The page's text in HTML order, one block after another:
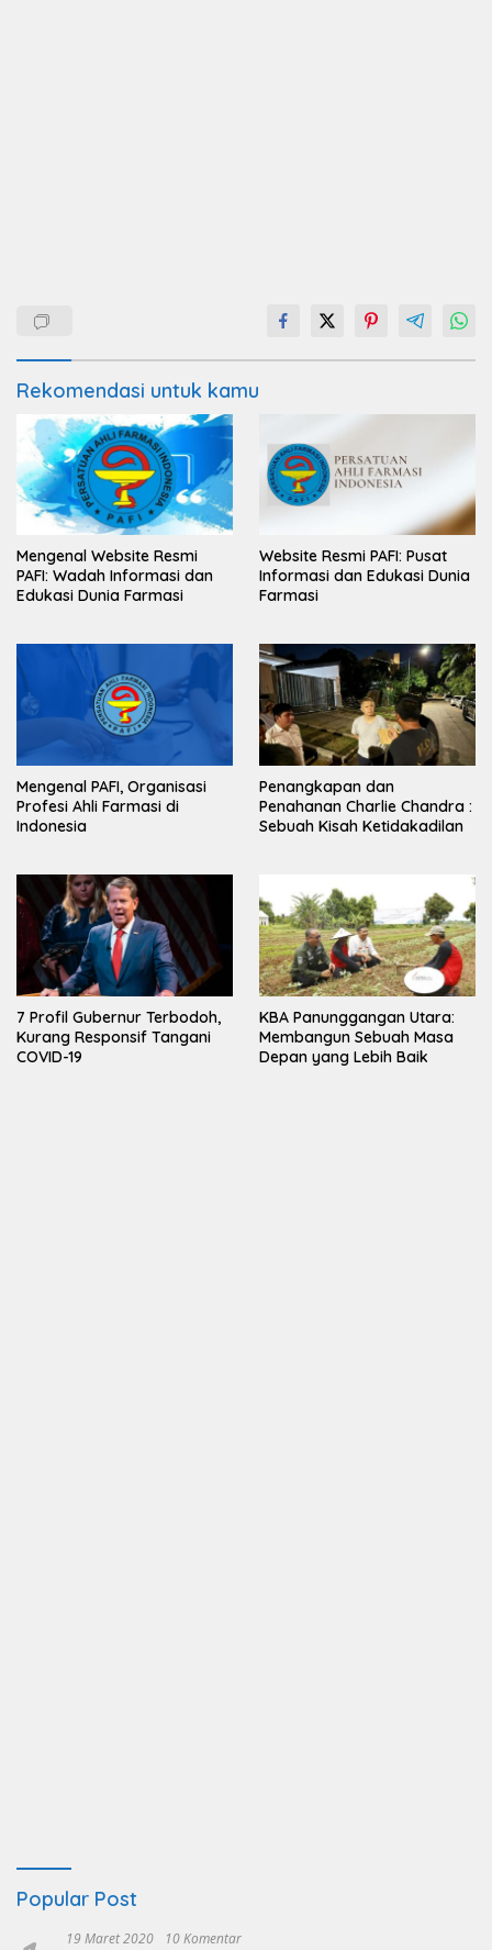
Rekomendasi untuk kamu
Mengenal Website Resmi
PAFI: Wadah Informasi dan
Edukasi Dunia Farmasi
Website Resmi PAFI: Pusat
Informasi dan Edukasi Dunia
Farmasi
Mengenal PAFI, Organisasi
Profesi Ahli Farmasi di
Indonesia
Penangkapan dan
Penahanan Charlie Chandra :
Sebuah Kisah Ketidakadilan
7 Profil Gubernur Terbodoh,
Kurang Responsif Tangani
COVID-19
KBA Panunggangan Utara:
Membangun Sebuah Masa
Depan yang Lebih Baik
Popular Post
19 Maret 2020 10 Komentar